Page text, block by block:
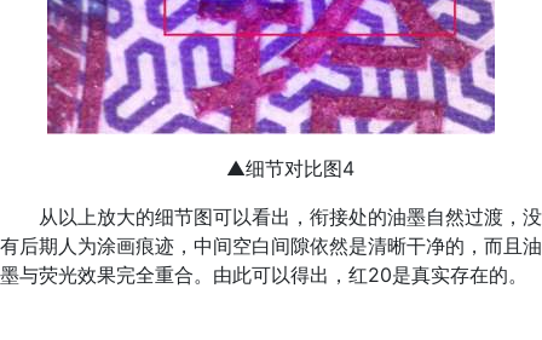
▲细节对比图4
从以上放大的细节图可以看出，衔接处的油墨自然过渡，没
有后期人为涂画痕迹，中间空白间隙依然是清晰干净的，而且油
墨与荧光效果完全重合。由此可以得出，红20是真实存在的。